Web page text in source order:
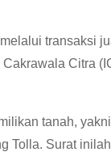
transaksi
Citra
tanah,
Tolla. Surat